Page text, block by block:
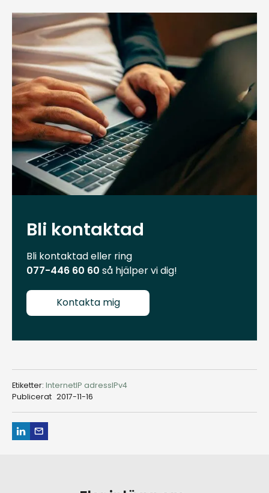
Bli kontaktad
Bli kontaktad eller ring
077-446 60 60 så hjälper vi dig!
Kontakta mig
Etiketter: InternetIP adressIPv4
Publicerat 2017-11-16